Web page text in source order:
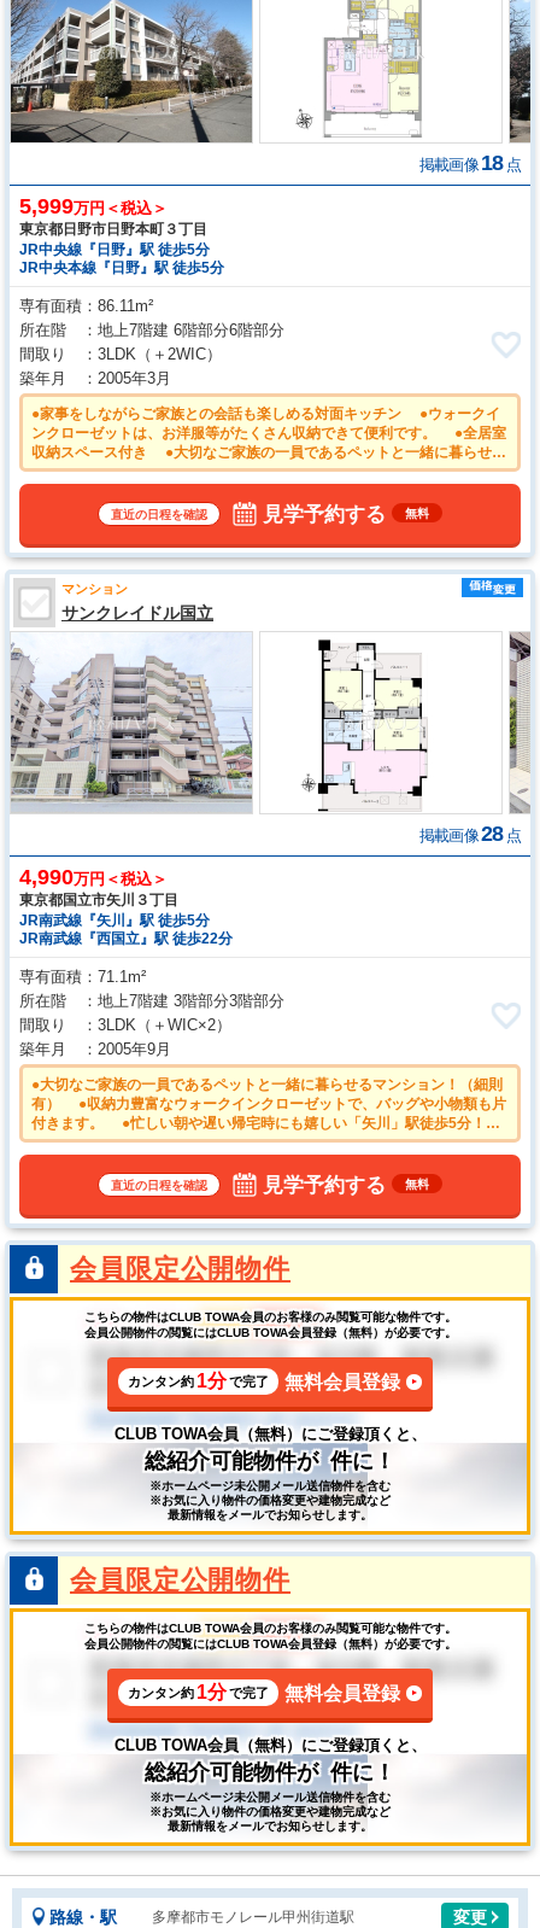
掲載画像 18 点
5,999万円＜税込＞
東京都日野市日野本町３丁目
JR中央線『日野』駅 徒歩5分
JR中央本線『日野』駅 徒歩5分
専有面積
86.11m²
所在階
地上7階建 6階部分6階部分
間取り
3LDK （＋2WIC）
築年月
2005年3月
●家事をしながらご家族との会話も楽しめる対面キッチン ●ウォークイ
ンクローゼットは、お洋服等がたくさん収納できて便利です。 ●全居室
収納スペース付き ●大切なご家族の一員であるペットと一緒に暮らせる
マンション！（細則有） ●安心のオートロック付きマンション
直近の日程を確認 見学予約する 無料
マンション
サンクレイドル国立
掲載画像28 点
4,990万円＜税込＞
東京都国立市矢川３丁目
JR南武線『矢川』駅 徒歩5分
JR南武線『西国立』駅 徒歩22分
専有面積
71.1m²
所在階
地上7階建 3階部分3階部分
間取り
3LDK （＋WIC×2）
築年月
2005年9月
●大切なご家族の一員であるペットと一緒に暮らせるマンション！（細則
有） ●収納力豊富なウォークインクローゼットで、バッグや小物類も片
付きます。 ●忙しい朝や遅い帰宅時にも嬉しい「矢川」駅徒歩5分！
●安心のオートロック付きマンション。日々の安全を守ります。 ●2026
ス／フローリング／建具等
直近の日程を確認 見学予約する 無料
会員限定公開物件
こちらの物件はCLUB TOWA会員のお客様のみ閲覧可能な物件です。
会員公開物件の閲覧にはCLUB TOWA会員登録（無料）が必要です。
カンタン約 1分で完了 無料会員登録
CLUB TOWA会員（無料）にご登録頂くと、
総紹介可能物件が 件に！
※ホームページ未公開メール送信物件を含む
※お気に入り物件の価格変更や建物完成など
最新情報をメールでお知らせします。
会員限定公開物件
こちらの物件はCLUB TOWA会員のお客様のみ閲覧可能な物件です。
会員公開物件の閲覧にはCLUB TOWA会員登録（無料）が必要です。
カンタン約 1分で完了 無料会員登録
CLUB TOWA会員（無料）にご登録頂くと、
総紹介可能物件が 件に！
※ホームページ未公開メール送信物件を含む
※お気に入り物件の価格変更や建物完成など
最新情報をメールでお知らせします。
路線・駅 多摩都市モノレール甲州街道駅 変更